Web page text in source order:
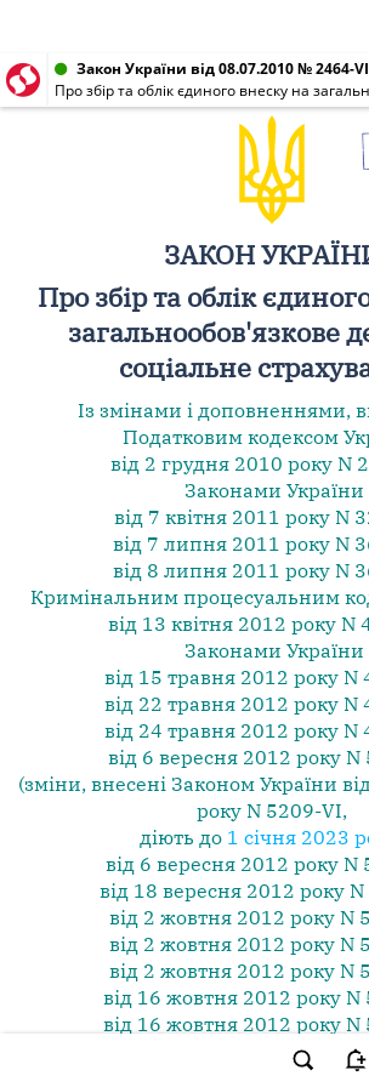
Закон України від 08.07.2010 № 2464-VI